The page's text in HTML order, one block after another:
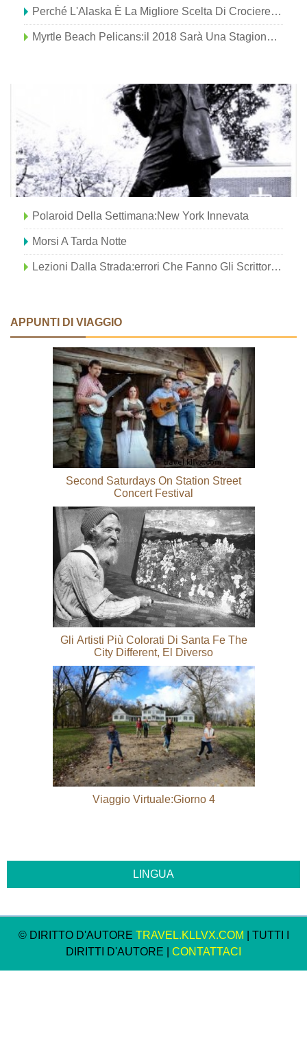
Perché L'Alaska È La Migliore Scelta Di Crociere Per I Viaggiatori Più Giovani?
Myrtle Beach Pelicans:il 2018 Sarà Una Stagione Vincente
Polaroid Della Settimana:New York Innevata
Morsi A Tarda Notte
Lezioni Dalla Strada:errori Che Fanno Gli Scrittori Di Viaggio (così Non Devi Farlo Tu) - Parte I
APPUNTI DI VIAGGIO
Second Saturdays On Station Street
Concert Festival
Gli Artisti Più Colorati Di Santa Fe The
City Different, El Diverso
Viaggio Virtuale:Giorno 4
© DIRITTO D'AUTORE TRAVEL.KLLVX.COM | TUTTI I
DIRITTI D'AUTORE | CONTATTACI